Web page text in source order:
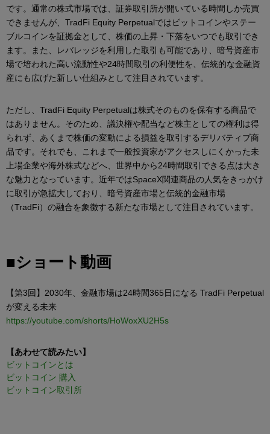
です。通常の株式市場では、証券取引所が開いている時間しか売買
できませんが、TradFi Equity Perpetualではビットコインやステー
ブルコインを証拠金として、株価の上昇・下落をいつでも取引でき
ます。また、レバレッジを利用した取引も可能であり、暗号資産市
場で培われた高い流動性や24時間取引の利便性を、伝統的な金融資
産にも広げた新しい仕組みとして注目されています。
ただし、TradFi Equity Perpetualは株式そのものを保有する商品で
はありません。そのため、議決権や配当など株主としての権利は得
られず、あくまで株価の変動による損益を取引するデリバティブ商
品です。それでも、これまで一般投資家がアクセスしにくかった未
上場企業や海外株式などへ、世界中から24時間取引できる点は大き
な魅力となっています。近年ではSpaceX関連商品の人気をきっかけ
に取引が急拡大しており、暗号資産市場と伝統的金融市場
（TradFi）の融合を象徴する新たな市場として注目されています。
■ショート動画
【第3回】2030年、金融市場は24時間365日になる TradFi Perpetual
が変える未来
https://youtube.com/shorts/HoWoxXU2H5s
【あわせて読みたい】
ビットコインとは
ビットコイン 購入
ビットコイン取引所